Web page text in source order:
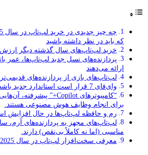
که باید در نظر داشته باشید
خرید لپ‌تاپ‌های سال گذشته دیگر ارزش
پردازنده‌های نسل جدید لپ‌تاپ‌ها، عمر
ارائه می‌دهند
لپ‌تاپ‌های بازی از پردازنده‌های قدیمی‌تر
وای‌فای 7 قرار است استاندارد جدید باشد
برای انجام وظایف هوش مصنوعی هستند.
رم و حافظه لپ‌تاپ‌ها در حال افزایش
لپ‌تاپ‌های مجهز به پردازنده‌های آرم،
مناسبی (اما نه کاملاً بی‌نقص) دارند.
معرفی سخت‌افزار لپ‌تاپ در سال 2025